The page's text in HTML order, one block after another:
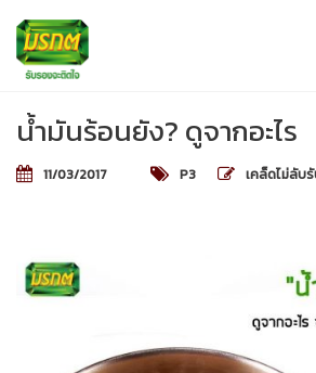
น้ำมันร้อนยัง? ดูจากอะไร
11/03/2017 P3 เคล็ดไม่ลับ